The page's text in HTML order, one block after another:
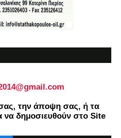
την άποψη σας, ή τα
να δημοσιευθούν στο Site